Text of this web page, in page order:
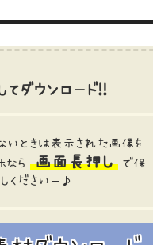
てダウンロード!!
いときは表示された画像を
なら 画面長押し
で保
くださいー♪